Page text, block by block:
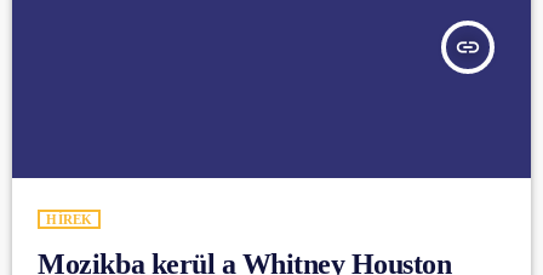
insert_link
HÍREK
Mozikba kerül a Whitney Houston